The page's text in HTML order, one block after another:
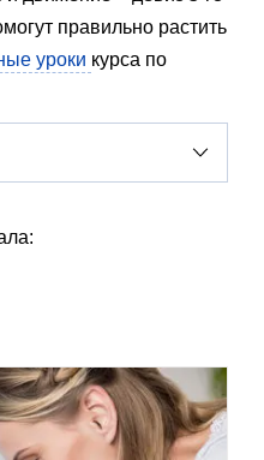
правильно растить
уроки курса по